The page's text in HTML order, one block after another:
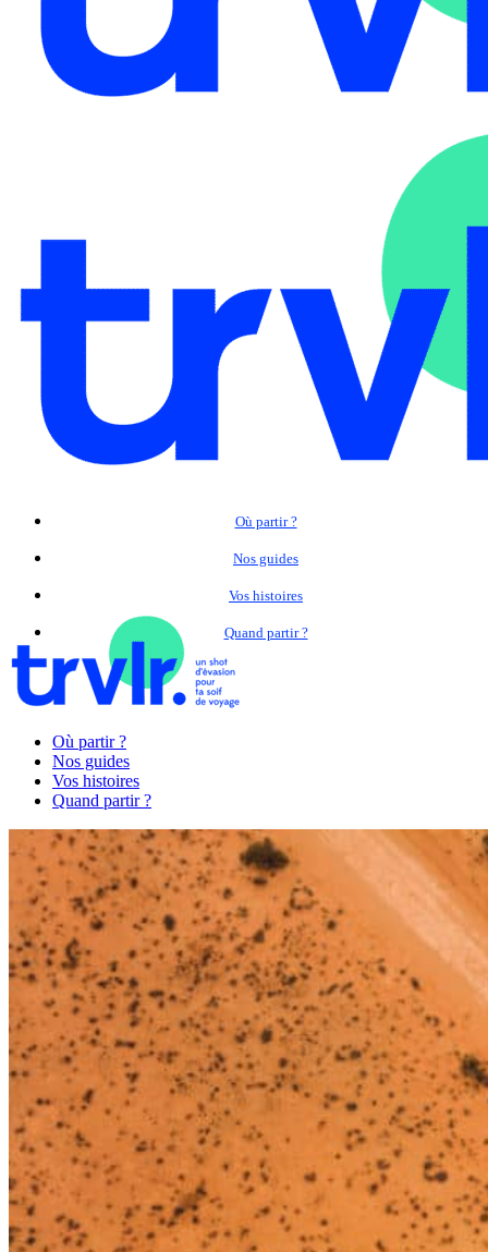
Où partir ?
Nos guides
Vos histoires
Quand partir ?
Où partir ?
Nos guides
Vos histoires
Quand partir ?